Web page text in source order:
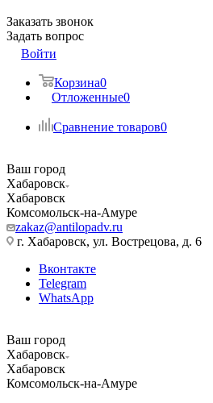
Заказать звонок
Задать вопрос
Войти
Корзина0
Отложенные0
Сравнение товаров0
Ваш город
Хабаровск
Хабаровск
Комсомольск-на-Амуре
zakaz@antilopadv.ru
г. Хабаровск, ул. Вострецова, д. 6
Вконтакте
Telegram
WhatsApp
Ваш город
Хабаровск
Хабаровск
Комсомольск-на-Амуре